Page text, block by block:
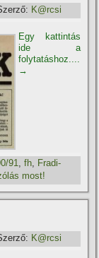
K@rcsi
Egy kattintás
ide a
folytatáshoz....
→
91,fh, Fradi-
most!
K@rcsi